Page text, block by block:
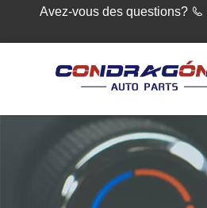
Avez-vous des questions? 